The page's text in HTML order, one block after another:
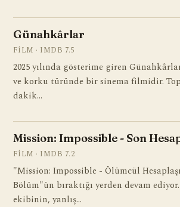
Günahkârlar
FILM · IMDB 7.5
2025 yılında gösterime giren
ve korku türünde bir sinema filmidir.
dakik…
Mission: Impossible - Son
FILM · IMDB 7.2
"Mission: Impossible - Ölümcül
Bölüm"ün bıraktığı yerden devam
ekibinin, yanlış…